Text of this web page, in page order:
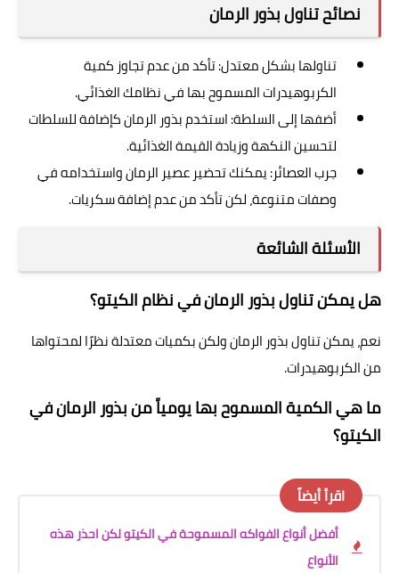
نصائح تناول بذور الرمان
تناولها بشكل معتدل: تأكد من عدم تجاوز كمية
الكربوهيدرات المسموح بها في نظامك الغذائي.
أضفها إلى السلطة: استخدم بذور الرمان كإضافة للسلطات
لتحسين النكهة وزيادة القيمة الغذائية.
جرب العصائر: يمكنك تحضير عصير الرمان واستخدامه في
وصفات متنوعة، لكن تأكد من عدم إضافة سكريات.
الأسئلة الشائعة
هل يمكن تناول بذور الرمان في نظام الكيتو؟
نعم، يمكن تناول بذور الرمان ولكن بكميات معتدلة نظرًا لمحتواها
من الكربوهيدرات.
ما هي الكمية المسموح بها يومياً من بذور الرمان في
الكيتو؟
اقرأ أيضاً
أفضل أنواع الفواكه المسموحة في الكيتو لكن احذر هذه
الأنواع